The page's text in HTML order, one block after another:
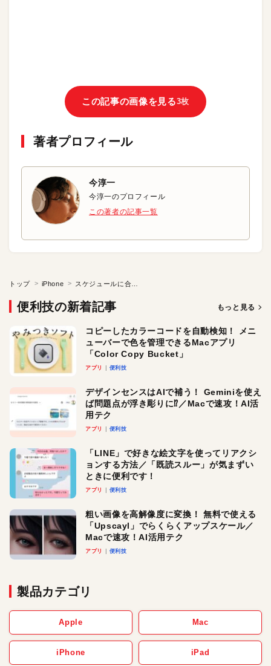
この記事の画像を見る3枚
著者プロフィール
今淳一
今淳一のプロフィール
この著者の記事一覧
トップ iPhone
便利技の新着記事 もっと見る
コピーしたカラーコードを自動検知！ メニ
ューバーで色を管理できるMacアプリ
「Color Copy Bucket」
アプリ 便利技
デザインセンスはAIで補う！ Geminiを使え
ば問題点が浮き彫りに⁉︎／Macで速攻！AI活
用テク
アプリ 便利技
「LINE」で好きな絵文字を使ってリアクシ
ョンする方法／「既読スルー」が気まずい
ときに便利です！
アプリ 便利技
粗い画像を高解像度に変換！ 無料で使える
「Upscayl」でらくらくアップスケール／
Macで速攻！AI活用テク
アプリ 便利技
製品カテゴリ
Apple Mac
iPhone iPad